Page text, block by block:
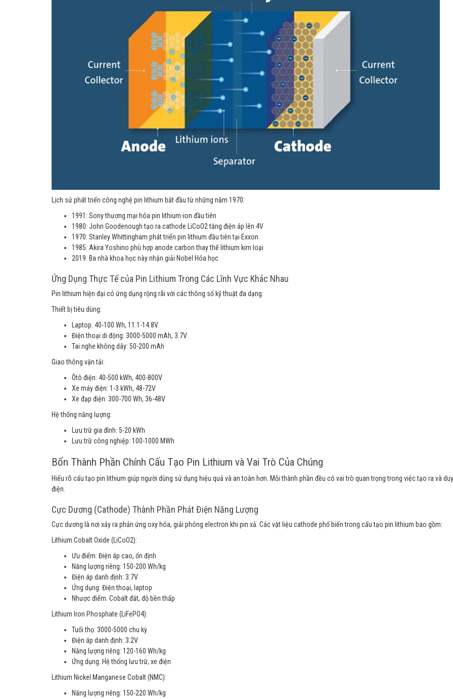
Lịch sử phát triển công nghệ pin lithium bắt đầu từ những năm 1970:
1991: Sony thương mại hóa pin lithium-ion đầu tiên
1980: John Goodenough tạo ra cathode LiCoO2 tăng điện áp lên 4V
1970: Stanley Whittingham phát triển pin lithium đầu tiên tại Exxon
1985: Akira Yoshino phù hợp anode carbon thay thế lithium kim loại
2019: Ba nhà khoa học này nhận giải Nobel Hóa học
Ứng Dụng Thực Tế của Pin Lithium Trong Các Lĩnh Vực Khác Nhau
Pin lithium hiện đại có ứng dụng rộng rãi với các thông số kỹ thuật đa dạng:
Thiết bị tiêu dùng:
Laptop: 40-100 Wh, 11.1-14.8V
Điện thoại di động: 3000-5000 mAh, 3.7V
Tai nghe không dây: 50-200 mAh
Giao thông vận tải:
Ôtô điện: 40-500 kWh, 400-800V
Xe máy điện: 1-3 kWh, 48-72V
Xe đạp điện: 300-700 Wh, 36-48V
Hệ thống năng lượng:
Lưu trữ gia đình: 5-20 kWh
Lưu trữ công nghiệp: 100-1000 MWh
Bốn Thành Phần Chính Cấu Tạo Pin Lithium và Vai Trò Của Chúng
Hiểu rõ cấu tạo pin lithium giúp người dùng sử dụng hiệu quả và an toàn hơn. Mỗi thành phần đều có vai trò quan trọng trong việc tạo ra và
điện.
Cực Dương (Cathode) Thành Phần Phát Điện Năng Lượng
Cực dương là nơi xảy ra phản ứng oxy hóa, giải phóng electron khi pin xả. Các vật liệu cathode phổ biến trong cấu tạo pin lithium bao gồm:
Lithium Cobalt Oxide (LiCoO2):
Ưu điểm: Điện áp cao, ổn định
Năng lượng riêng: 150-200 Wh/kg
Điện áp danh định: 3.7V
Ứng dụng: Điện thoại, laptop
Nhược điểm: Cobalt đắt, độ bền thấp
Lithium Iron Phosphate (LiFePO4):
Tuổi thọ: 3000-5000 chu kỳ
Điện áp danh định: 3.2V
Năng lượng riêng: 120-160 Wh/kg
Ứng dụng: Hệ thống lưu trữ, xe điện
Lithium Nickel Manganese Cobalt (NMC):
Năng lượng riêng: 150-220 Wh/kg